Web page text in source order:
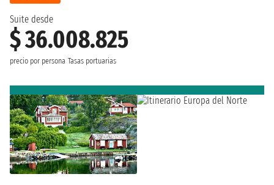
Suite desde
$ 36.008.825
precio por persona Tasas portuarias